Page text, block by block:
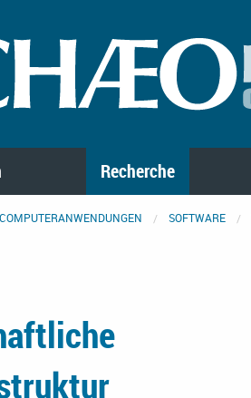
Recherche
COMPUTERANWENDUNGEN SOFTWARE